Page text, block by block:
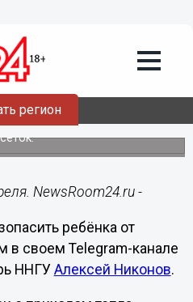
регион
как спасти
окна
NewsRoom24.ru -
ребёнка от
в своем Telegram-канале
ННГУ Алексей Никонов.